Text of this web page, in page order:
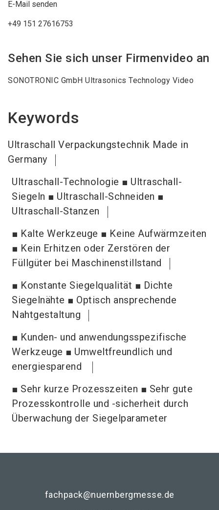
E-Mail senden
+49 151 27616753
Sehen Sie sich unser Firmenvideo an
SONOTRONIC GmbH Ultrasonics Technology Video
Keywords
Ultraschall Verpackungstechnik Made in
Germany
Ultraschall-Technologie ■ Ultraschall-
Siegeln ■ Ultraschall-Schneiden ■
Ultraschall-Stanzen
■ Kalte Werkzeuge ■ Keine Aufwärmzeiten
■ Kein Erhitzen oder Zerstören der
Füllgüter bei Maschinenstillstand
■ Konstante Siegelqualität ■ Dichte
Siegelnähte ■ Optisch ansprechende
Nahtgestaltung
■ Kunden- und anwendungsspezifische
Werkzeuge ■ Umweltfreundlich und
energiesparend
■ Sehr kurze Prozesszeiten ■ Sehr gute
Prozesskontrolle und -sicherheit durch
Überwachung der Siegelparameter
fachpack@nuernbergmesse.de